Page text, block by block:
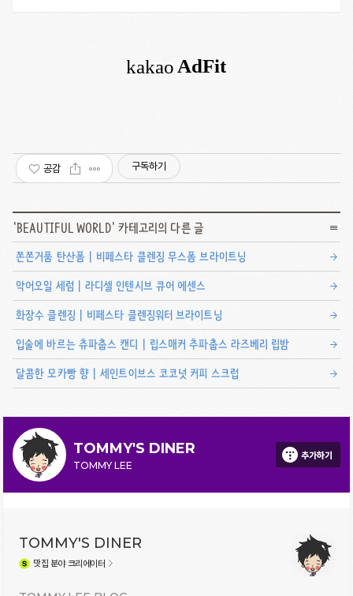
공감 구독하기
'BEAUTIFUL WORLD' 카테고리의 다른 글
쫀쫀거품 탄산폼 | 비페스타 클렌징 무스폼 브라이트닝
악어오일 세럼 | 라디셀 인텐시브 큐어 에센스
화장수 클렌징 | 비페스타 클렌징워터 브라이트닝
입술에 바르는 츄파춥스 캔디 | 립스매커 추파춥스 라즈베리 립밤
달콤한 모카빵 향 | 세인트이브스 코코넛 커피 스크럽
TOMMY'S DINER
TOMMY LEE
추가하기
TOMMY'S DINER
맛집 분야 크리에이터